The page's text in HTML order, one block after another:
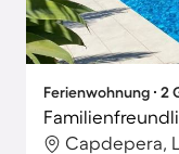
Ferienwohnung ∙ 2
Capdepera,